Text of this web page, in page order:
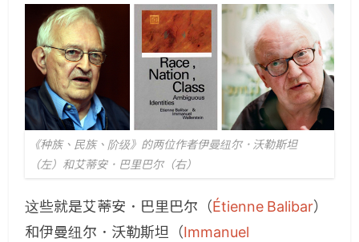
《种族、民族、阶级》的两位作者伊曼纽尔．沃勒斯坦
（左）和艾蒂安．巴里巴尔（右）
这些就是艾蒂安．巴里巴尔（Étienne Balibar）
和伊曼纽尔．沃勒斯坦（Immanuel